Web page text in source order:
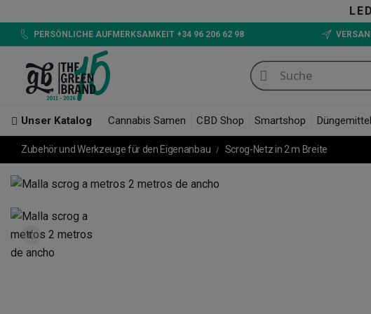
PERSÖNLICHE AUFMERKSAMKEIT +34 96 206 62 98
Unser Katalog Cannabis Samen CBD Shop Smartshop Düngemittel
Zubehör und Werkzeuge für den Eigenanbau Scrog-Netz in 2 m Breite